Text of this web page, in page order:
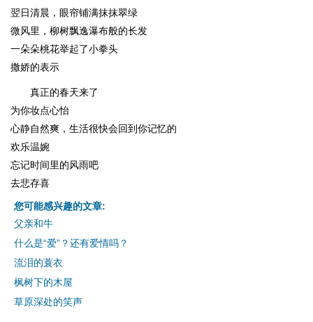
翌日清晨，眼帘铺满抹抹翠绿
微风里，柳树飘逸瀑布般的长发
一朵朵桃花举起了小拳头
撒娇的表示
真正的春天来了
为你妆点心怡
心静自然爽，生活很快会回到你记忆的
欢乐温婉
忘记时间里的风雨吧
去悲存喜
您可能感兴趣的文章:
父亲和牛
什么是“爱”？还有爱情吗？
流泪的蓑衣
枫树下的木屋
草原深处的笑声